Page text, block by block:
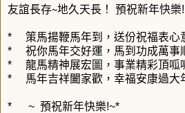
友誼長存∼地久天長！ 預祝新年快樂!
* 策馬揚鞭馬年到，送份祝福表心
* 祝你馬年交好運，馬到功成萬事
* 龍馬精神展宏圖，事業精彩頂呱
* 馬年吉祥闔家歡，幸福安康過大
* ~ 預祝新年快樂!~*